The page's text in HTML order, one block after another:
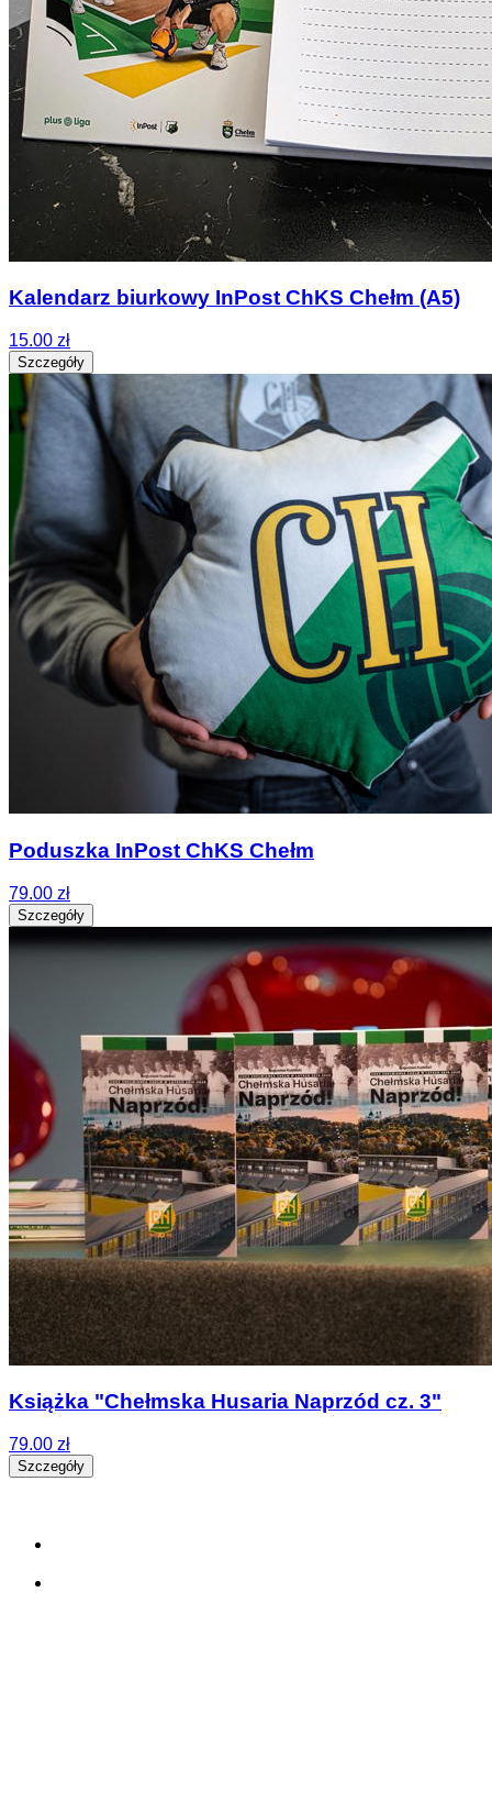
Kalendarz biurkowy InPost ChKS Chełm (A5)
15.00 zł
Szczegóły
Poduszka InPost ChKS Chełm
79.00 zł
Szczegóły
Książka "Chełmska Husaria Naprzód cz. 3"
79.00 zł
Szczegóły